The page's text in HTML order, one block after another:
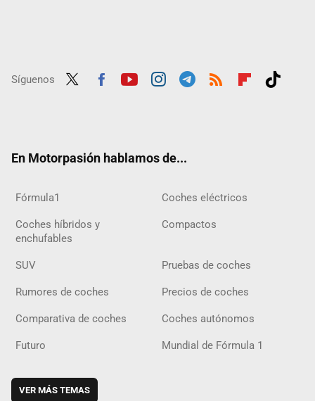
Síguenos
En Motorpasión hablamos de...
Fórmula1 Coches eléctricos
Coches híbridos y
enchufables
Compactos
SUV Pruebas de coches
Rumores de coches Precios de coches
Comparativa de coches Coches autónomos
Futuro Mundial de Fórmula 1
VER MÁS TEMAS